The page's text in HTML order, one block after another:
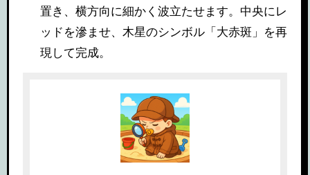
置き、横方向に細かく波立たせます。中央にレ
ッドを滲ませ、木星のシンボル「大赤斑」を再
現して完成。